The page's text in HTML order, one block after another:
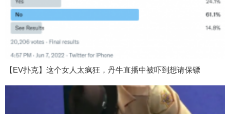
【EV扑克】这个女人太疯狂，丹牛直播中被吓到想请保镖